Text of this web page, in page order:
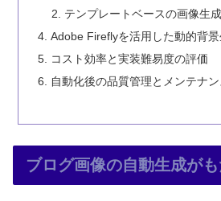
テンプレートベースの画像生
Adobe Fireflyを活用した動的背
コスト効率と実装難易度の評価
自動化後の品質管理とメンテナン
ブログ画像の自動生成が